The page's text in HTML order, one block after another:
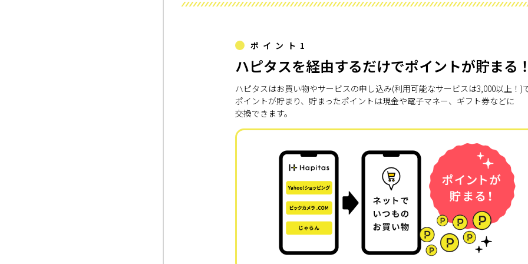
ポイント1
ハピタスを経由するだけでポイントが貯まる
ハピタスはお買い物やサービスの申し込み(利用可能なサービスは3,000以上！)
ポイントが貯まり、貯まったポイントは現金や電子マネー、ギフト券などに
交換できます。